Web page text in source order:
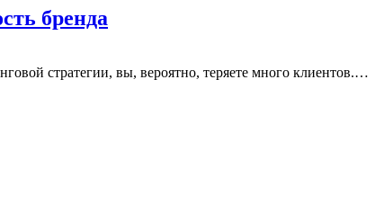
бренда
стратегии, вы, вероятно, теряете много клиентов.…